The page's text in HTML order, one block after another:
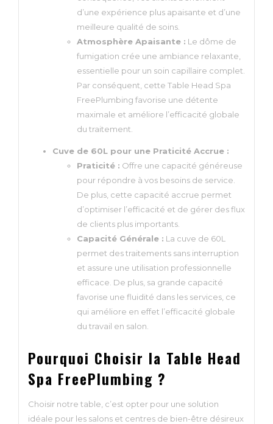
d’une expérience plus apaisante et d’une
meilleure qualité de soins.
Atmosphère Apaisante : Le dôme de
fumigation crée une ambiance relaxante,
essentielle pour un soin capillaire complet.
Par conséquent, cette Table Head Spa
FreePlumbing favorise une détente
maximale et améliore l’efficacité globale
du traitement.
Cuve de 60L pour une Praticité Accrue :
Praticité : Offre une capacité généreuse
pour répondre à vos besoins de service.
De plus, cette capacité accrue permet
d’optimiser l’efficacité et de gérer des flux
de clients plus importants.
Capacité Générale : La cuve de 60L
permet des traitements sans interruption
et assure une utilisation professionnelle
efficace. De plus, sa grande capacité
favorise une fluidité dans les services, ce
qui améliore en effet l’efficacité globale
du travail en salon.
Pourquoi Choisir la Table Head
Spa FreePlumbing ?
Choisir notre table, c’est opter pour une solution
idéale pour les salons et centres de bien-être désireux